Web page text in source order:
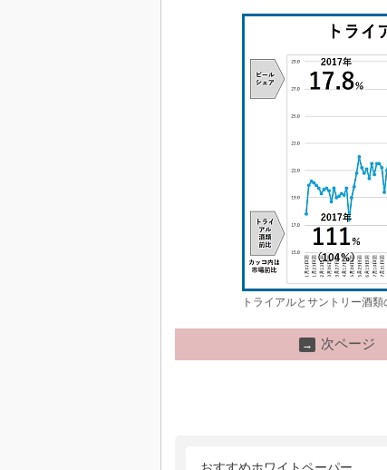
トライアルとサントリー酒
→ 次ページ